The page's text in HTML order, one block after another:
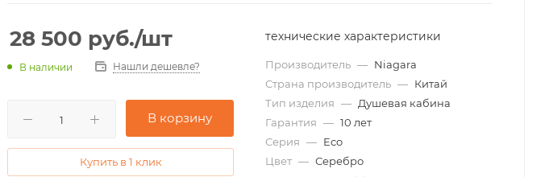
28 500 руб./шт
В наличии Нашли дешевле?
В корзину
Купить в 1 клик
технические характеристики
Производитель — Niagara
Страна производитель — Китай
Тип изделия — Душевая кабина
Гарантия — 10 лет
Серия — Eco
Цвет — Серебро